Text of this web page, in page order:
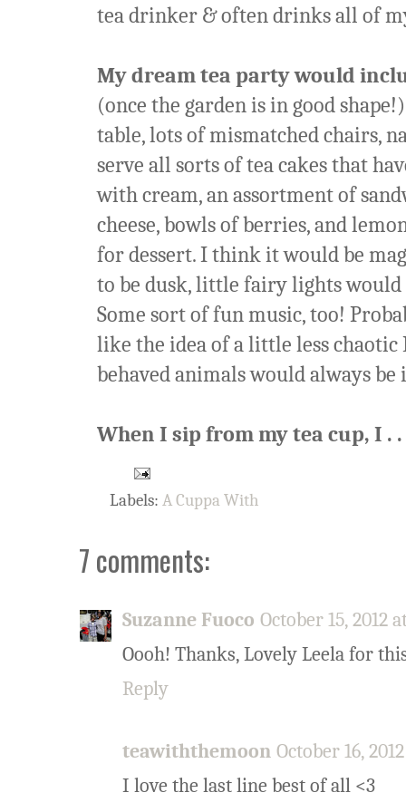
tea drinker & often drinks all of
My dream tea party would
(once the garden is in good
table, lots of mismatched chairs,
serve all sorts of tea cakes that
with cream, an assortment of
cheese, bowls of berries, and
for dessert. I think it would be
to be dusk, little fairy lights would
Some sort of fun music, too!
like the idea of a little less
behaved animals would always
When I sip from my tea cup, I . .
Labels: A Cuppa With
7 comments:
Suzanne Fuoco October 15, 2012
Oooh! Thanks, Lovely Leela for
Reply
teawiththemoon October 16,
I love the last line best of all <3